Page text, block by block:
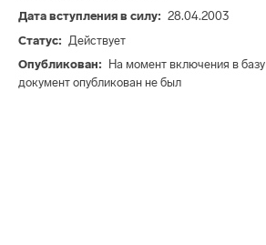
Дата вступления в силу
28.04.2003
Статус
Действует
Опубликован
На момент включения в базу
документ опубликован не был